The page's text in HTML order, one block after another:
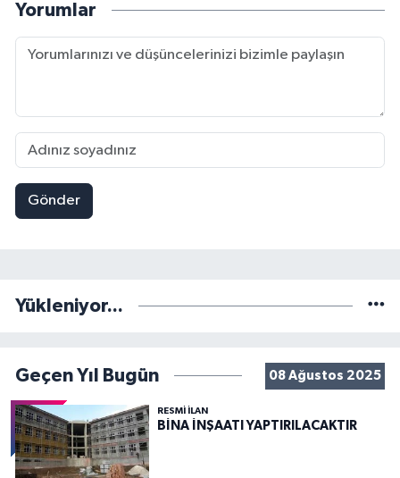
Yorumlar
Gönder
Yükleniyor...
Geçen Yıl Bugün 08 Ağustos 2025
RESMİ İLAN
BİNA İNŞAATI YAPTIRILACAKTIR